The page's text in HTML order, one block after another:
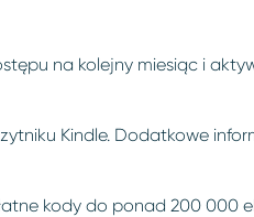
na kolejny miesiąc i
Kindle. Dodatkowe
kody do ponad 200 000